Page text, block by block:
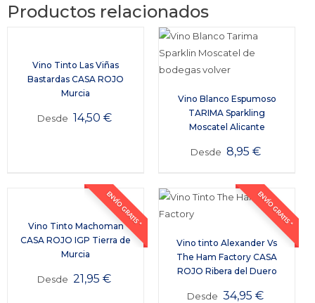
Productos relacionados
Vino Tinto Las Viñas
Bastardas CASA ROJO
Murcia
Desde 14,50 €
Vino Blanco Espumoso
TARIMA Sparkling
Moscatel Alicante
Desde 8,95 €
ENVÍO GRATIS *
Vino Tinto Machoman
CASA ROJO IGP Tierra de
Murcia
Desde 21,95€
ENVÍO GRATIS *
Vino tinto Alexander Vs
The Ham Factory CASA
ROJO Ribera del Duero
Desde 34,95€